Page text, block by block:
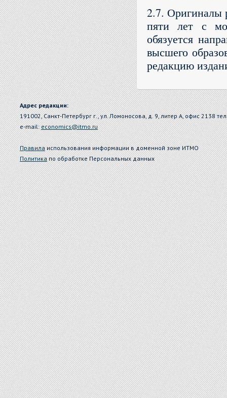
2.7. Оригиналы
пяти лет с
обязуется
высшего
редакцию
Адрес редакции:
191002, Санкт-Петербург г., ул. Ломоносова, д. 9, литер А, офис 2138
e-mail:economics@itmo.ru
Правилаиспользования информации в доменной зоне ИТМО
Политикапо обработке Персональных данных